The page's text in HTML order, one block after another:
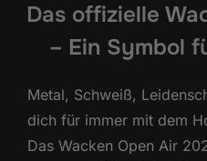
Das offizielle
– Ein Symbol
Metal, Schweiß,
dich für immer mit dem
Das Wacken Open Air